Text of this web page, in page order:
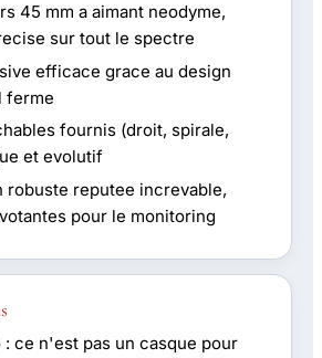
45 mm a aimant neodyme,
sur tout le spectre
efficace grace au design
ferme
fournis (droit, spirale,
et evolutif
robuste reputee increvable,
pour le monitoring
ce n'est pas un casque pour